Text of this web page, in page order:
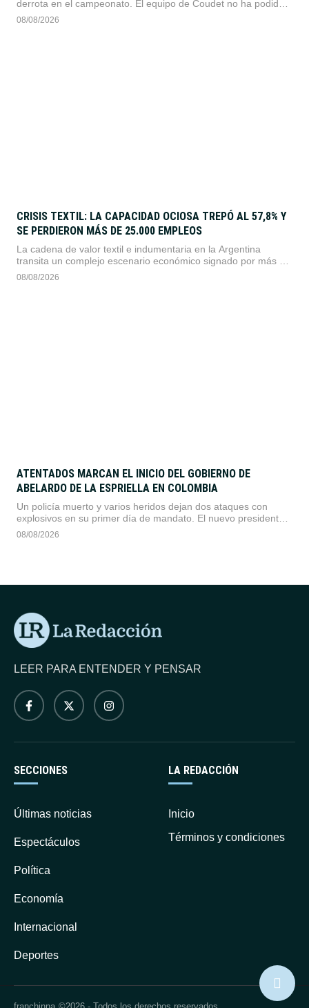
derrota en el campeonato. El equipo de Coudet no ha podido
marcar goles desde que comenzó el torneo.
08/08/2026
CRISIS TEXTIL: LA CAPACIDAD OCIOSA TREPÓ AL 57,8% Y
SE PERDIERON MÁS DE 25.000 EMPLEOS
La cadena de valor textil e indumentaria en la Argentina
transita un complejo escenario económico signado por más de
dos años consecutivos de caída en su actividad. Según el
reporte de coyuntura publicado por la Fundación Protejer, el
08/08/2026
ATENTADOS MARCAN EL INICIO DEL GOBIERNO DE
ABELARDO DE LA ESPRIELLA EN COLOMBIA
Un policía muerto y varios heridos dejan dos ataques con
explosivos en su primer día de mandato. El nuevo presidente
prometió mano dura contra el narcoterrorismo y el fin de los
diálogos de paz.
08/08/2026
LA REDACCIÓN
Inicio
Términos y condiciones
SECCIONES
Últimas noticias
Espectáculos
Política
Economía
Internacional
Deportes
LEER PARA ENTENDER Y PENSAR